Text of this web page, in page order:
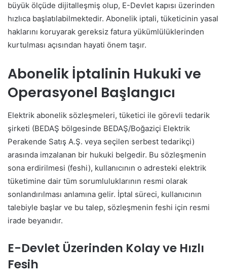
büyük ölçüde dijitalleşmiş olup, E-Devlet kapısı üzerinden
hızlıca başlatılabilmektedir. Abonelik iptali, tüketicinin yasal
haklarını koruyarak gereksiz fatura yükümlülüklerinden
kurtulması açısından hayati önem taşır.
Abonelik İptalinin Hukuki ve
Operasyonel Başlangıcı
Elektrik abonelik sözleşmeleri, tüketici ile görevli tedarik
şirketi (BEDAŞ bölgesinde BEDAŞ/Boğaziçi Elektrik
Perakende Satış A.Ş. veya seçilen serbest tedarikçi)
arasında imzalanan bir hukuki belgedir. Bu sözleşmenin
sona erdirilmesi (feshi), kullanıcının o adresteki elektrik
tüketimine dair tüm sorumluluklarının resmi olarak
sonlandırılması anlamına gelir. İptal süreci, kullanıcının
talebiyle başlar ve bu talep, sözleşmenin feshi için resmi
irade beyanıdır.
E-Devlet Üzerinden Kolay ve Hızlı
Fesih